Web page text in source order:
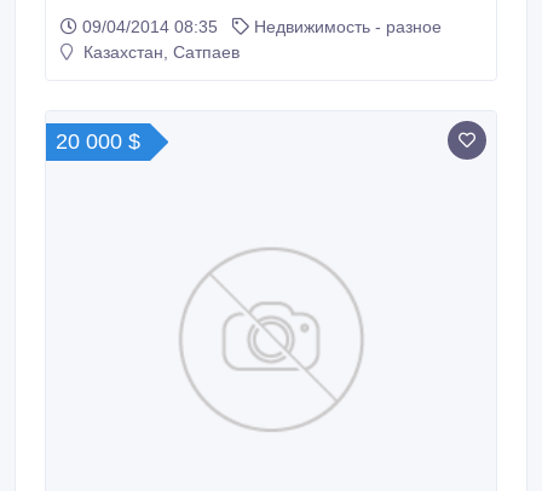
Первый этаж, отдельный вход в квартиру, 2-е
железные входные двери, пластиковые окна с
09/04/2014 08:35
Недвижимость - разное
Казахстан, Сатпаев
20 000 $